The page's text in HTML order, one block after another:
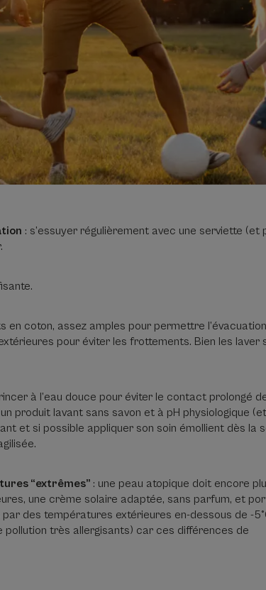
: s’essuyer régulièrement avec une serviette (et
en coton, assez amples pour permettre
pour éviter les frottements. Bien les laver
à l’eau douce pour éviter le contact prolongé
produit lavant sans savon et à pH physiologique
et si possible appliquer son soin émollient dès la
“extrêmes” : une peau atopique doit encore
une crème solaire adaptée, sans parfum, et
des températures extérieures en-dessous de -
pollution très allergisants) car ces différences de